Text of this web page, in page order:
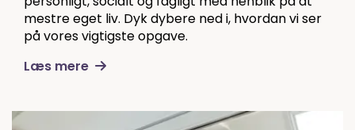
mestre eget liv. Dyk dybere ned i, hvordan vi ser
på vores vigtigste opgave.
Læs mere